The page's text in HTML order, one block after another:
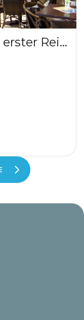
Café mit Terrasse in erster Reihe in Herceg Novi